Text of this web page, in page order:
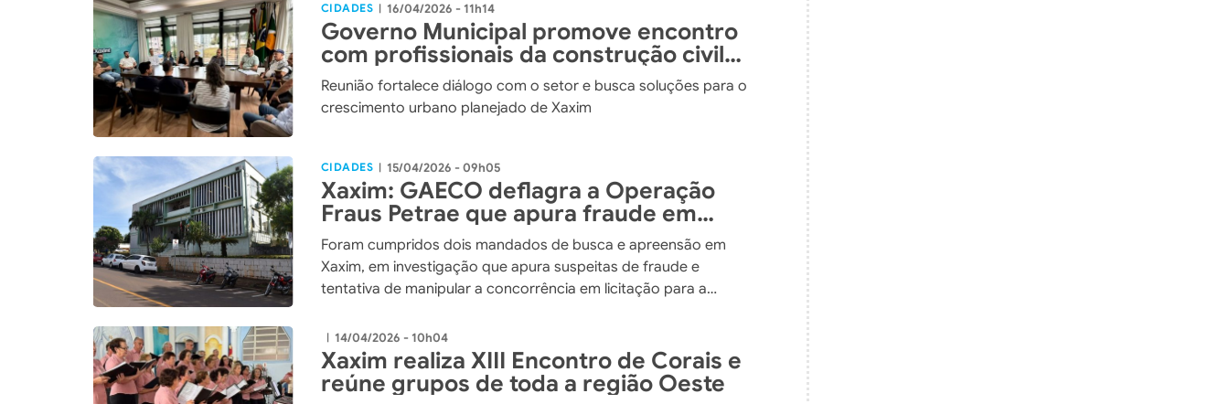
CIDADES | 16/04/2026 - 11h14
Governo Municipal promove encontro
com profissionais da construção civil
para planejar melhorias
Reunião fortalece diálogo com o setor e busca soluções para o
crescimento urbano planejado de Xaxim
CIDADES | 15/04/2026 - 09h05
Xaxim: GAECO deflagra a Operação
Fraus Petrae que apura fraude em
licitação pública
Foram cumpridos dois mandados de busca e apreensão em
Xaxim, em investigação que apura suspeitas de fraude e
tentativa de manipular a concorrência em licitação para a
| 14/04/2026 - 10h04
Xaxim realiza XIII Encontro de Corais e
reúne grupos de toda a região Oeste